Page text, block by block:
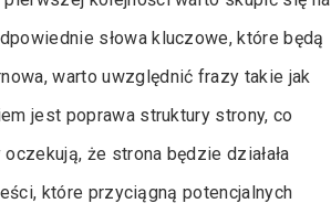
słowa kluczowe, które będą
warto uwzględnić frazy takie jak
jest poprawa struktury strony, co
że strona będzie działała
które przyciągną potencjalnych